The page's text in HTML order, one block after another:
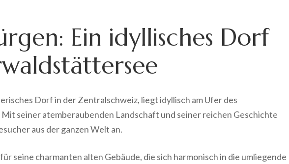
Ein idyllisches Dorf
Dorf in der Zentralschweiz, liegt idyllisch am Ufer des
seiner atemberaubenden Landschaft und seiner reichen Geschichte
aus der ganzen Welt an.
seine charmanten alten Gebäude, die sich harmonisch in die umliegende